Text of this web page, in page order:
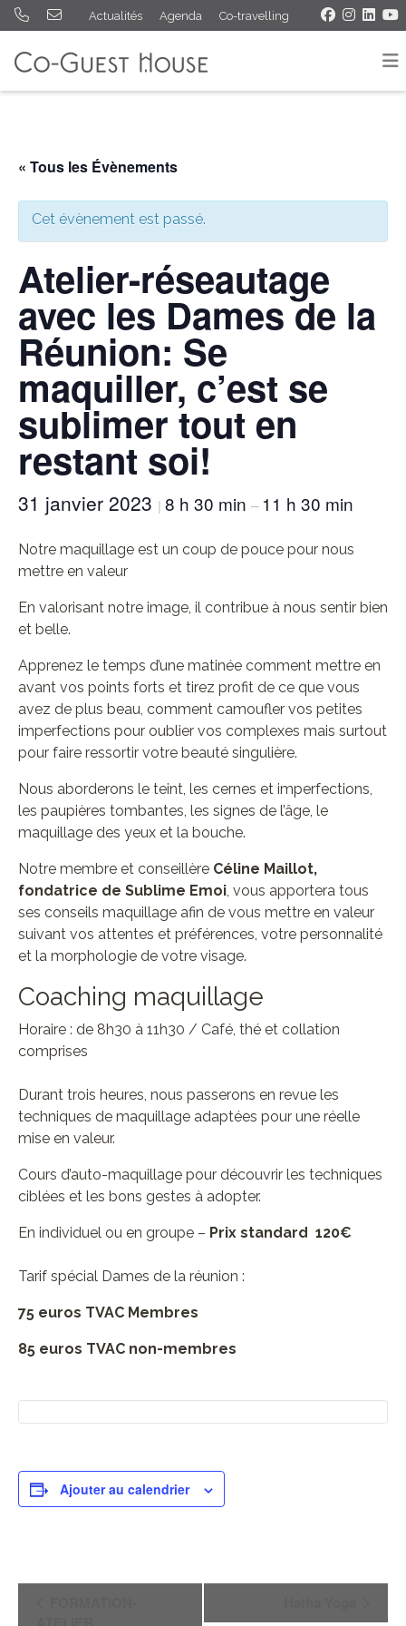
Actualités Agenda Co-travelling
« Tous les Évènements
Cet évènement est passé.
Atelier-réseautage
avec les Dames de la
Réunion: Se
maquiller, c’est se
sublimer tout en
restant soi!
31 janvier 2023 | 8 h 30 min – 11 h 30 min
Notre maquillage est un coup de pouce pour nous
mettre en valeur
En valorisant notre image, il contribue à nous sentir bien
et belle.
Apprenez le temps d’une matinée comment mettre en
avant vos points forts et tirez profit de ce que vous
avez de plus beau, comment camoufler vos petites
imperfections pour oublier vos complexes mais surtout
pour faire ressortir votre beauté singulière.
Nous aborderons le teint, les cernes et imperfections,
les paupières tombantes, les signes de l’âge, le
maquillage des yeux et la bouche.
Notre membre et conseillère Céline Maillot,
fondatrice de Sublime Emoi, vous apportera tous
ses conseils maquillage afin de vous mettre en valeur
suivant vos attentes et préférences, votre personnalité
et la morphologie de votre visage.
Coaching maquillage
Horaire : de 8h30 à 11h30 / Café, thé et collation
comprises
Durant trois heures, nous passerons en revue les
techniques de maquillage adaptées pour une réelle
mise en valeur.
Cours d’auto-maquillage pour découvrir les techniques
ciblées et les bons gestes à adopter.
En individuel ou en groupe – Prix standard 120€
Tarif spécial Dames de la réunion :
75 euros TVAC Membres
85 euros TVAC non-membres
Ajouter au calendrier